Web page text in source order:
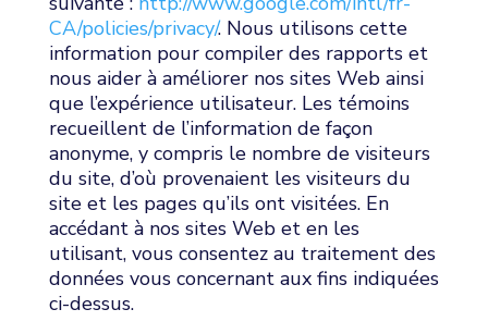
CA/policies/privacy/. Nous utilisons cette
information pour compiler des rapports et
nous aider à améliorer nos sites Web ainsi
que l’expérience utilisateur. Les témoins
recueillent de l’information de façon
anonyme, y compris le nombre de visiteurs
du site, d’où provenaient les visiteurs du
site et les pages qu’ils ont visitées. En
accédant à nos sites Web et en les
utilisant, vous consentez au traitement des
données vous concernant aux fins indiquées
ci-dessus.